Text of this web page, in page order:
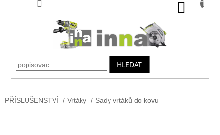
HLEDAT
PŘÍSLUŠENSTVÍ / Vrtáky / Sady vrtáků do kovu